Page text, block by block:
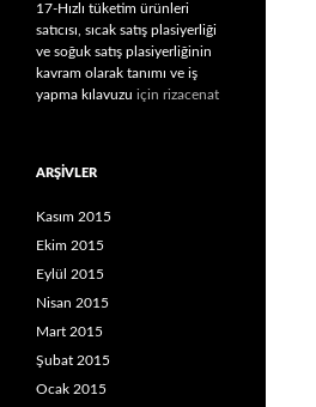
17-Hızlı tüketim ürünleri
satıcısı, sıcak satış plasiyerliği
ve soğuk satış plasiyerliğinin
kavram olarak tanımı ve iş
yapma kılavuzu için rizacenat
ARŞIVLER
Kasım 2015
Ekim 2015
Eylül 2015
Nisan 2015
Mart 2015
Şubat 2015
Ocak 2015